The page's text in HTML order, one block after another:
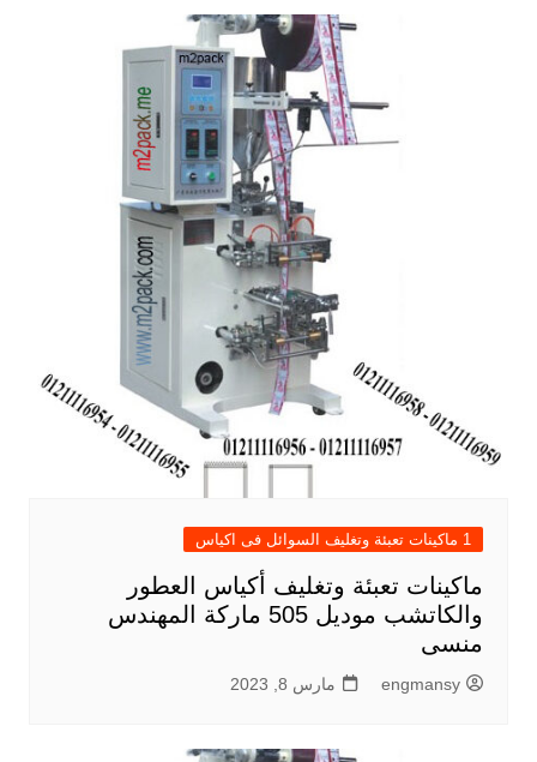
1 ماكينات تعبئة وتغليف السوائل فى اكياس
ماكينات تعبئة وتغليف أكياس العطور
والكاتشب موديل 505 ماركة المهندس
منسى
engmansy مارس 8, 2023